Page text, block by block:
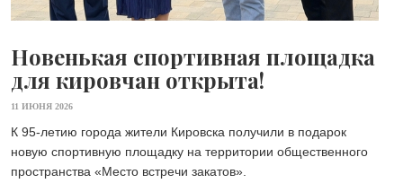
Новенькая спортивная площадка
для кировчан открыта!
11 ИЮНЯ 2026
К 95-летию города жители Кировска получили в подарок
новую спортивную площадку на территории общественного
пространства «Место встречи закатов».